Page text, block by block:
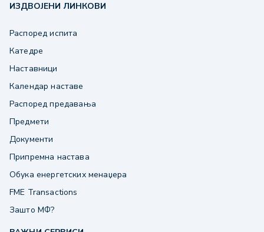
ИЗДВОЈЕНИ ЛИНКОВИ
Распоред испита
Катедре
Наставници
Календар наставе
Распоред предавања
Предмети
Документи
Припремна настава
Обука енергетских менаџера
FME Transactions
Зашто МФ?